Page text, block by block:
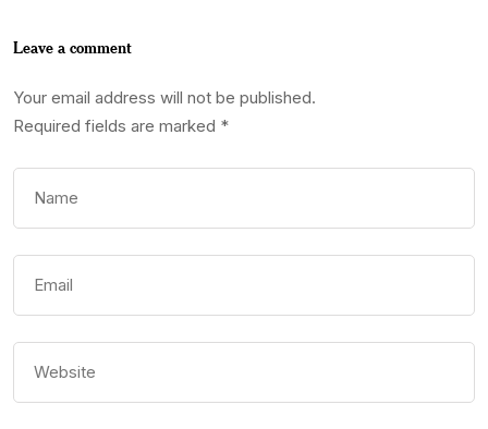
Leave a comment
Your email address will not be published.
Required fields are marked *